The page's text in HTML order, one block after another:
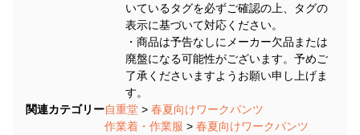
いているタグを必ずご確認の上、タグの
表示に基づいて対応ください。
・商品は予告なしにメーカー欠品または
廃盤になる可能性がございます。予めご
了承くださいますようお願い申し上げま
す。
関連カテゴリー自重堂 > 春夏向けワークパンツ
作業着・作業服 > 春夏向けワークパンツ